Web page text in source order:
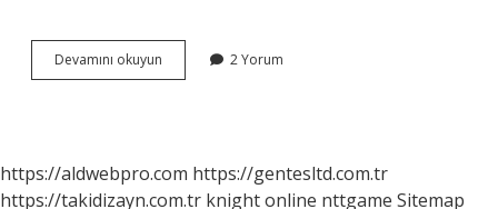
Devamını okuyun
Tek
2 Yorum
https://aldwebpro.com https://gentesltd.com.tr
https://takidizayn.com.tr knight online nttgame Sitemap